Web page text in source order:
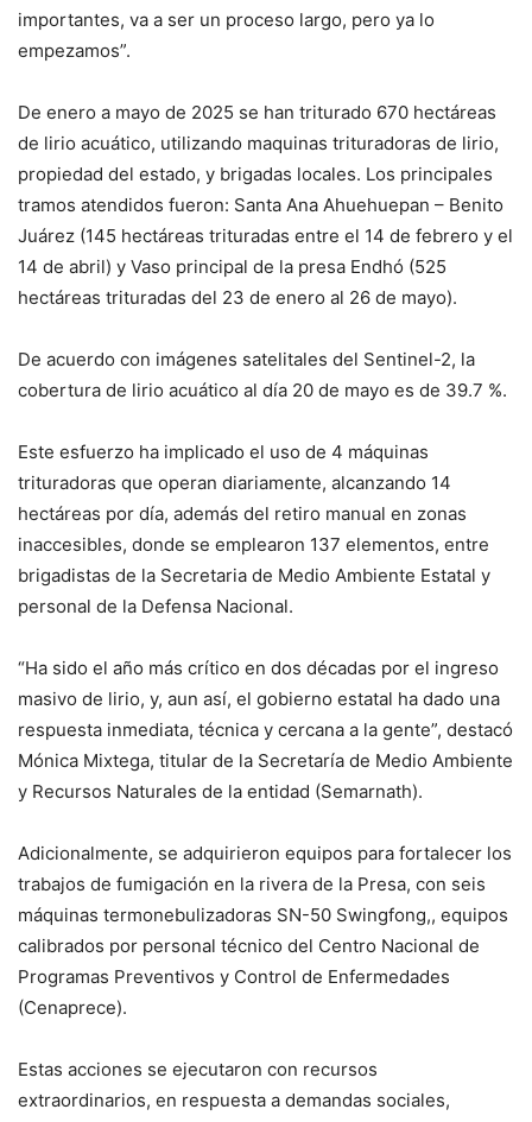
importantes, va a ser un proceso largo, pero ya lo
empezamos”.
De enero a mayo de 2025 se han triturado 670 hectáreas
de lirio acuático, utilizando maquinas trituradoras de lirio,
propiedad del estado, y brigadas locales. Los principales
tramos atendidos fueron: Santa Ana Ahuehuepan – Benito
Juárez (145 hectáreas trituradas entre el 14 de febrero y el
14 de abril) y Vaso principal de la presa Endhó (525
hectáreas trituradas del 23 de enero al 26 de mayo).
De acuerdo con imágenes satelitales del Sentinel-2, la
cobertura de lirio acuático al día 20 de mayo es de 39.7 %.
Este esfuerzo ha implicado el uso de 4 máquinas
trituradoras que operan diariamente, alcanzando 14
hectáreas por día, además del retiro manual en zonas
inaccesibles, donde se emplearon 137 elementos, entre
brigadistas de la Secretaria de Medio Ambiente Estatal y
personal de la Defensa Nacional.
“Ha sido el año más crítico en dos décadas por el ingreso
masivo de lirio, y, aun así, el gobierno estatal ha dado una
respuesta inmediata, técnica y cercana a la gente”, destacó
Mónica Mixtega, titular de la Secretaría de Medio Ambiente
y Recursos Naturales de la entidad (Semarnath).
Adicionalmente, se adquirieron equipos para fortalecer los
trabajos de fumigación en la rivera de la Presa, con seis
máquinas termonebulizadoras SN-50 Swingfong,, equipos
calibrados por personal técnico del Centro Nacional de
Programas Preventivos y Control de Enfermedades
(Cenaprece).
Estas acciones se ejecutaron con recursos
extraordinarios, en respuesta a demandas sociales,